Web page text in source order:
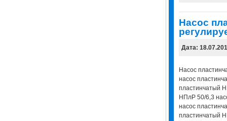
Насос
Дата:
Насос
насос
пластинчатый
НПлР 50/6,3
насос
пластинчатый